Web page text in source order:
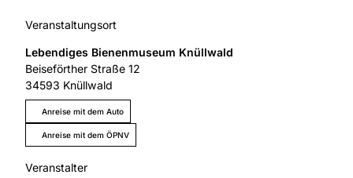
Veranstaltungsort
Lebendiges Bienenmuseum Knüllwald
Beiseförther Straße 12
34593 Knüllwald
Anreise mit dem Auto
Anreise mit dem ÖPNV
Veranstalter